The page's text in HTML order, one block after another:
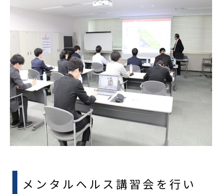
メンタルヘルス講習会を行い